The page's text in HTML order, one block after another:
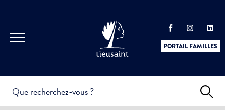
PORTAIL FAMILLES